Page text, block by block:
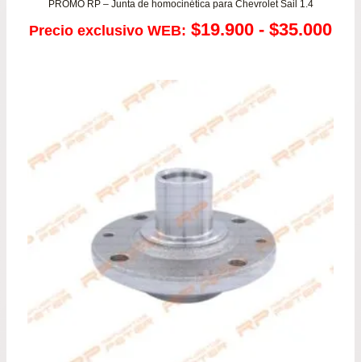
PROMO RP – Junta de homocinética para Chevrolet Sail 1.4
Precio exclusivo WEB: $19.900 - $35.000